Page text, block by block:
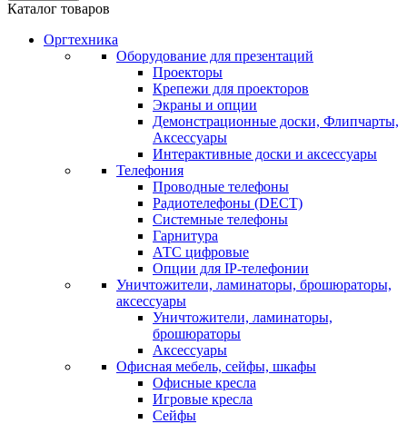
Каталог товаров
Оргтехника
Оборудование для презентаций
Проекторы
Крепежи для проекторов
Экраны и опции
Демонстрационные доски, Флипчарты,
Аксессуары
Интерактивные доски и аксессуары
Телефония
Проводные телефоны
Радиотелефоны (DECT)
Системные телефоны
Гарнитура
АТС цифровые
Опции для IP-телефонии
Уничтожители, ламинаторы, брошюраторы,
аксессуары
Уничтожители, ламинаторы,
брошюраторы
Аксессуары
Офисная мебель, сейфы, шкафы
Офисные кресла
Игровые кресла
Сейфы